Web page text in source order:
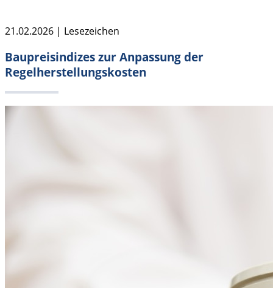
21.02.2026 | Lesezeichen
Baupreisindizes zur Anpassung der
Regelherstellungskosten